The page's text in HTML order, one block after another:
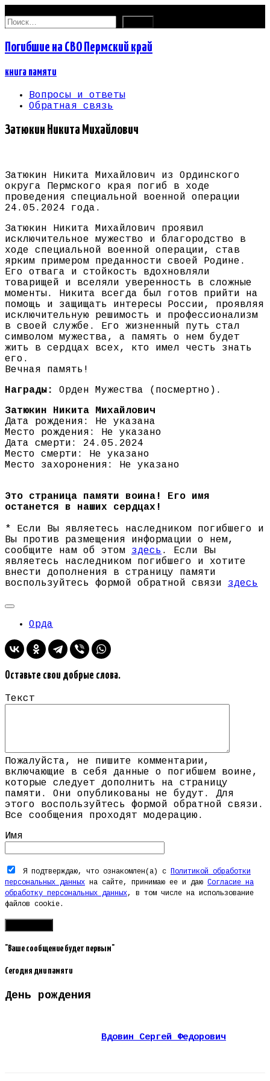
Найти:
Погибшие на СВО Пермский край
книга памяти
Вопросы и ответы
Обратная связь
Затюкин Никита Михайлович
Затюкин Никита Михайлович из Ординского
округа Пермского края погиб в ходе
проведения специальной военной операции
24.05.2024 года.
Затюкин Никита Михайлович проявил
исключительное мужество и благородство в
ходе специальной военной операции, став
ярким примером преданности своей Родине.
Его отвага и стойкость вдохновляли
товарищей и вселяли уверенность в сложные
моменты. Никита всегда был готов прийти на
помощь и защищать интересы России, проявляя
исключительную решимость и профессионализм
в своей службе. Его жизненный путь стал
символом мужества, а память о нем будет
жить в сердцах всех, кто имел честь знать
его.
Вечная память!
Награды:
Орден Мужества (посмертно).
Затюкин Никита Михайлович
Дата рождения: Не указана
Место рождения: Не указано
Дата смерти: 24.05.2024
Место смерти: Не указано
Место захоронения: Не указано
Это страница памяти воина! Его имя
останется в наших сердцах!
* Если Вы являетесь наследником погибшего и
Вы против размещения информации о нем,
сообщите нам об этом здесь . Если Вы
являетесь наследником погибшего и хотите
внести дополнения в страницу памяти
воспользуйтесь формой обратной связи здесь
Орда
Оставьте свои добрые слова.
Текст
Пожалуйста, не пишите комментарии,
включающие в себя данные о погибшем воине,
которые следует дополнить на страницу
памяти. Они опубликованы не будут. Для
этого воспользуйтесь формой обратной связи.
Все сообщения проходят модерацию.
Имя
Я подтверждаю, что ознакомлен(а) с
Политикой обработки
персональных данных на сайте, принимаю ее и даю Согласие на
обработку персональных данных, в том числе на использование
файлов cookie.
"Ваше сообщение будет первым"
Сегодня дни памяти
День рождения
Вдовин Сергей Федорович